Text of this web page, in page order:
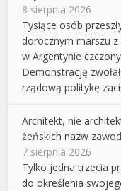
8 sierpnia 2026
Tysiące osób
dorocznym marszu
w Argentynie
Demonstrację
rządową politykę
Architekt, nie
żeńskich nazw
7 sierpnia 2026
Tylko jedna trzecia
do określenia